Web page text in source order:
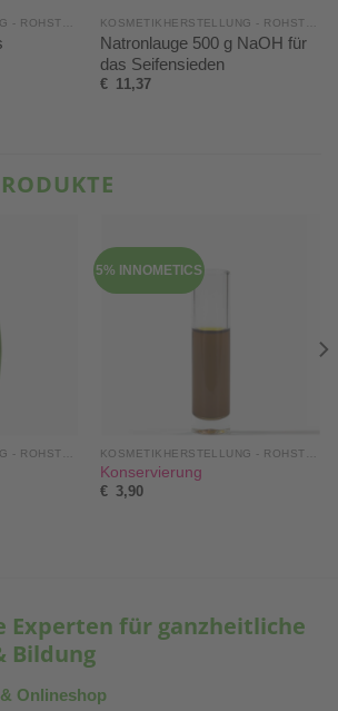
Natronlauge 500 g NaOH für
das Seifensieden
€ 11,37
5% INNOMETICS
Konservierung
€ 3,90
Experten für ganzheitliche
Bildung
Onlineshop